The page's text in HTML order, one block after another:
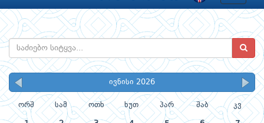
ივნისი 2026
ორშ სამ ოთხ ხუთ პარ შაბ კვ